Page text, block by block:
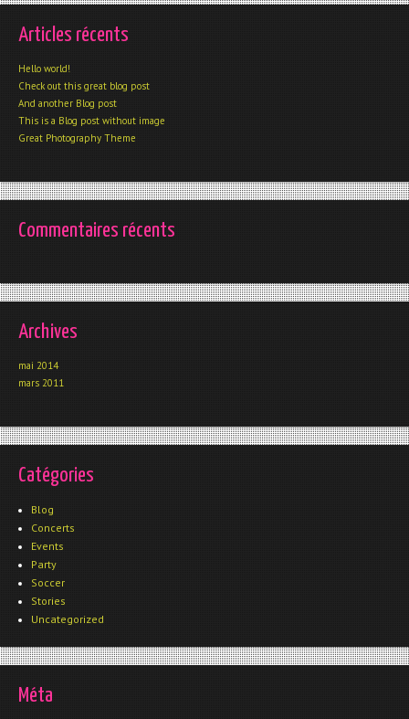
Articles récents
Hello world!
Check out this great blog post
And another Blog post
This is a Blog post without image
Great Photography Theme
Commentaires récents
Archives
mai 2014
mars 2011
Catégories
Blog
Concerts
Events
Party
Soccer
Stories
Uncategorized
Méta